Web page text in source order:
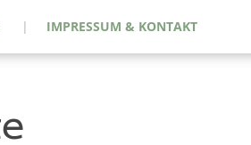
IMPRESSUM & KONTAKT